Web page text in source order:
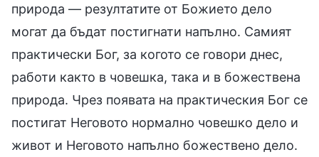
природа — резултатите от Божието дело
могат да бъдат постигнати напълно. Самият
практически Бог, за когото се говори днес,
работи както в човешка, така и в божествена
природа. Чрез появата на практическия Бог се
постигат Неговото нормално човешко дело и
живот и Неговото напълно божествено дело.